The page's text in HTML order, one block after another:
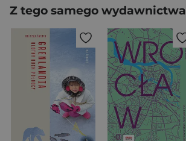
Z tego samego wydawnictwa